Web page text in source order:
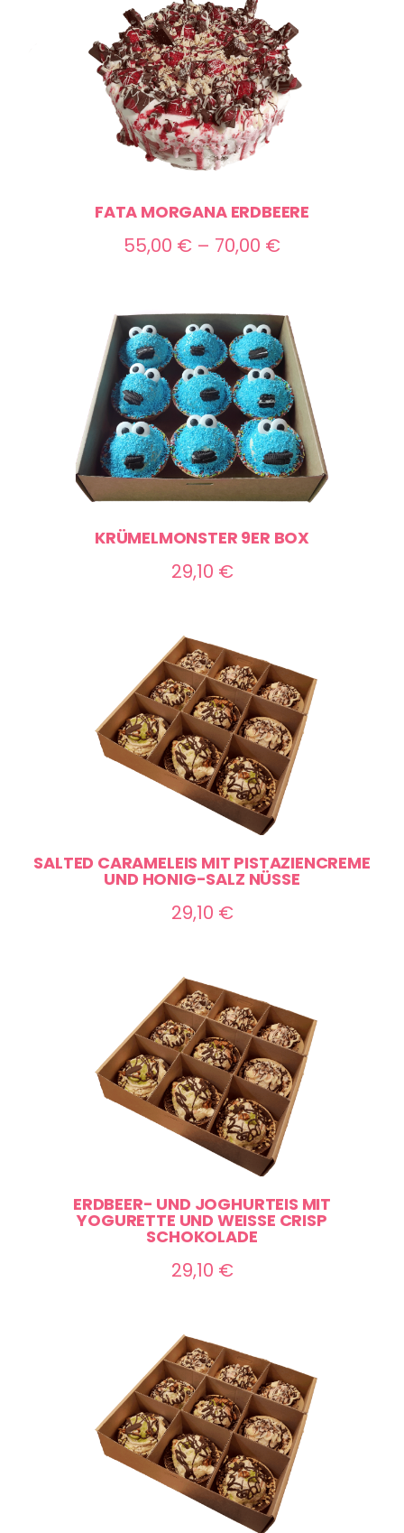
FATA MORGANA ERDBEERE
55,00 € – 70,00 €Preisspanne:
70,00 €
KRÜMELMONSTER 9ER BOX
29,10 €
SALTED CARAMELEIS MIT PISTAZIENCREME
UND HONIG-SALZ NÜSSE
29,10 €
ERDBEER- UND JOGHURTEIS MIT
YOGURETTE UND WEISSE CRISP S
CHOKOLADE
29,10 €